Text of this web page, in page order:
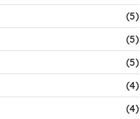
(5)
(5)
(5)
(4)
(4)